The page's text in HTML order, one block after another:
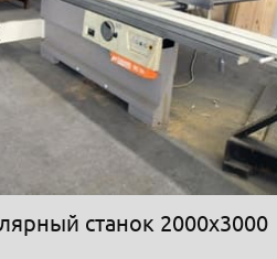
станок 2000х3000